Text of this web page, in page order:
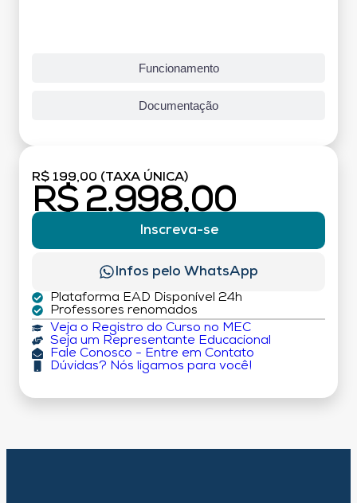
Funcionamento
Documentação
R$ 199,00 (TAXA ÚNICA)
R$ 2.998,00
Inscreva-se
Infos pelo WhatsApp
Plataforma EAD Disponível 24h
Professores renomados
Veja o Registro do Curso no MEC
Seja um Representante Educacional
Fale Conosco - Entre em Contato
Dúvidas? Nós ligamos para você!